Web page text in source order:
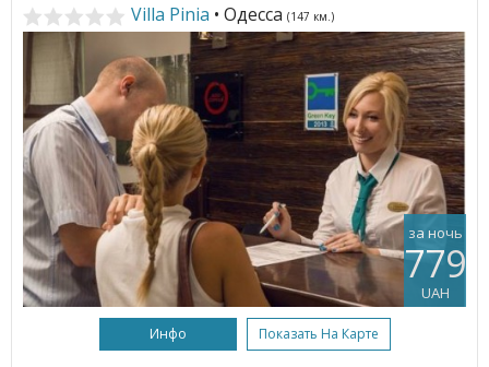
Villa Pinia • Одесса (147 км.)
за ночь
779
UAH
Инфо Показать На Карте